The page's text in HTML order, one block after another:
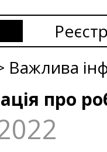
Важлива
про